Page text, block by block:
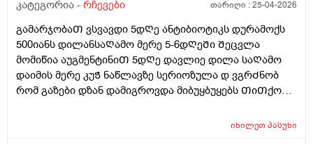
კატეგორია - რჩევები თარიღი :25-04-2026
გამარჯობაᲗ ვსვავდი 5დᲦე ანტიბიოტიკს დურამოქს
500იანს დილანსაᲦამო მერე 5-6დᲦეᲨი Შეცვლა
მომიწია აუგმენტინიᲗ 5დᲦე დავლიე დილა საᲦამო
დაიმის მერე კუᲭ ნაწლავზე სერიოზულა დ ვგრᲫნობ
რომ გაზები დზან დამიგროვდა მიბუყბუყებს ᲗიᲗქოს
მოვლიᲗი ტკივილი პლუს Ჭიპის დაბლა არეᲨი
იხილეთპასუხი